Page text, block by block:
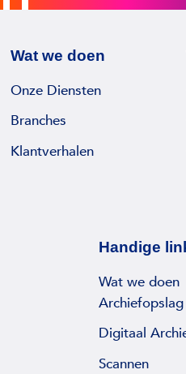
Wat we doen
Onze Diensten
Branches
Klantverhalen
Handige
Wat we doen
Archiefopslag
Digitaal
Scannen